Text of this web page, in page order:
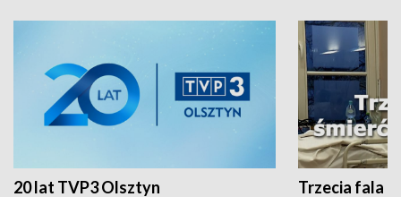
20 lat TVP3 Olsztyn Trzecia fala -